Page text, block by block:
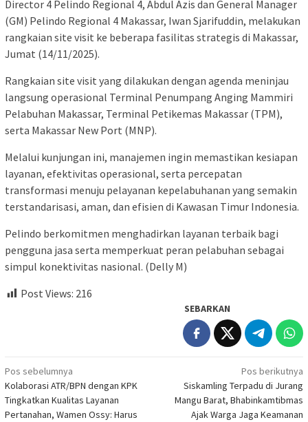
Director 4 Pelindo Regional 4, Abdul Azis dan General Manager
(GM) Pelindo Regional 4 Makassar, Iwan Sjarifuddin, melakukan
rangkaian site visit ke beberapa fasilitas strategis di Makassar,
Jumat (14/11/2025).
Rangkaian site visit yang dilakukan dengan agenda meninjau
langsung operasional Terminal Penumpang Anging Mammiri
Pelabuhan Makassar, Terminal Petikemas Makassar (TPM),
serta Makassar New Port (MNP).
Melalui kunjungan ini, manajemen ingin memastikan kesiapan
layanan, efektivitas operasional, serta percepatan
transformasi menuju pelayanan kepelabuhanan yang semakin
terstandarisasi, aman, dan efisien di Kawasan Timur Indonesia.
Pelindo berkomitmen menghadirkan layanan terbaik bagi
pengguna jasa serta memperkuat peran pelabuhan sebagai
simpul konektivitas nasional. (Delly M)
Post Views: 216
SEBARKAN
Navigasi
pos
Pos sebelumnya
Kolaborasi ATR/BPN dengan KPK
Tingkatkan Kualitas Layanan
Pertanahan, Wamen Ossy: Harus
Pos berikutnya
Siskamling Terpadu di Jurang
Mangu Barat, Bhabinkamtibmas
Ajak Warga Jaga Keamanan